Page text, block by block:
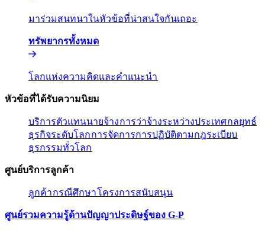
มาร่วมสนทนาในหัวข้อที่น่าสนใจกันเถอะ​​
ทรัพยากรทั้งหมด​​
โลกแห่งความคิดและคำแนะนำ​​
หัวข้อที่ได้รับความนิยม​​
บริการตัวแทนนายจ้าง​​การว่าจ้างระหว่างประเทศ​​กลยุทธ์
ธุรกิจระดับโลก​​การจัดการการปฏิบัติตามกฎระเบียบ​​
ธุรกรรมทั่วโลก​​
ศูนย์บริการลูกค้า​​
ลูกค้า​​กรณีศึกษา​​โครงการสนับสนุน​​
ศูนย์รวมความรู้ด้านปัญญาประดิษฐ์ของ G-P​​